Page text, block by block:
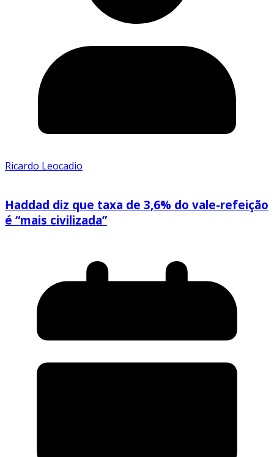
Ricardo Leocadio
Haddad diz que taxa de 3,6% do vale-refeição
é “mais civilizada”